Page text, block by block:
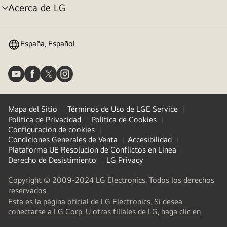
Acerca de LG
Alternar
España, Español
Mapa del Sitio
Términos de Uso de LGE Service
Política de Privacidad
Política de Cookies
Configuración de cookies
Condiciones Generales de Venta
Accesibilidad
Plataforma UE Resolucion de Conflictos en Linea
Derecho de Desistimiento
LG Privacy
Copyright © 2009-2024 LG Electronics. Todos los derechos
reservados
Esta es la página oficial de LG Electronics. Si desea
conectarse a LG Corp. U otras filiales de LG, haga clic en(